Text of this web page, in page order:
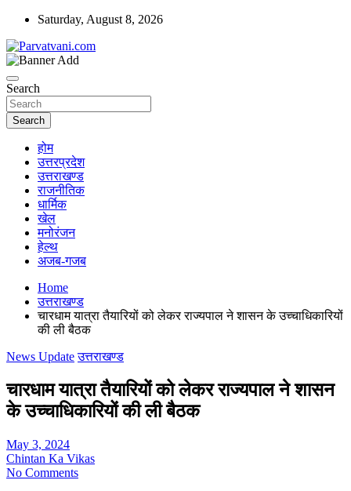
Skip
content
Saturday, August 8, 2026
Parvatvani.com
Search
Search
होम
उत्तरप्रदेश
उत्तराखण्ड
राजनीतिक
धार्मिक
खेल
मनोरंजन
हेल्थ
अजब-गजब
Home
उत्तराखण्ड
चारधाम यात्रा तैयारियों को लेकर राज्यपाल ने शासन के उच्चाधिकारियों
की ली बैठक
News Update उत्तराखण्ड
चारधाम यात्रा तैयारियों को लेकर राज्यपाल ने शासन
के उच्चाधिकारियों की ली बैठक
May 3, 2024
Chintan Ka Vikas
No Comments